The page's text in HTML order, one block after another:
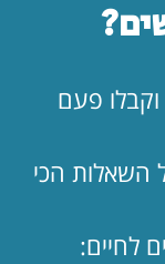
פעם
השאלות הכי
לחיים: